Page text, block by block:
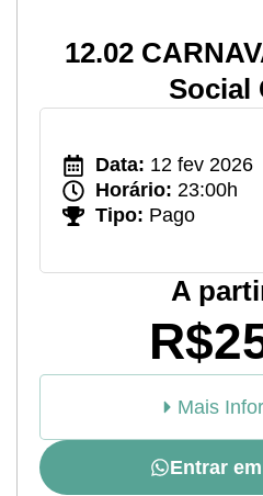
12.02
Social
Data: 12 fev 2026
Horário: 23:00h
Tipo: Pago
A
Mais
Entrar